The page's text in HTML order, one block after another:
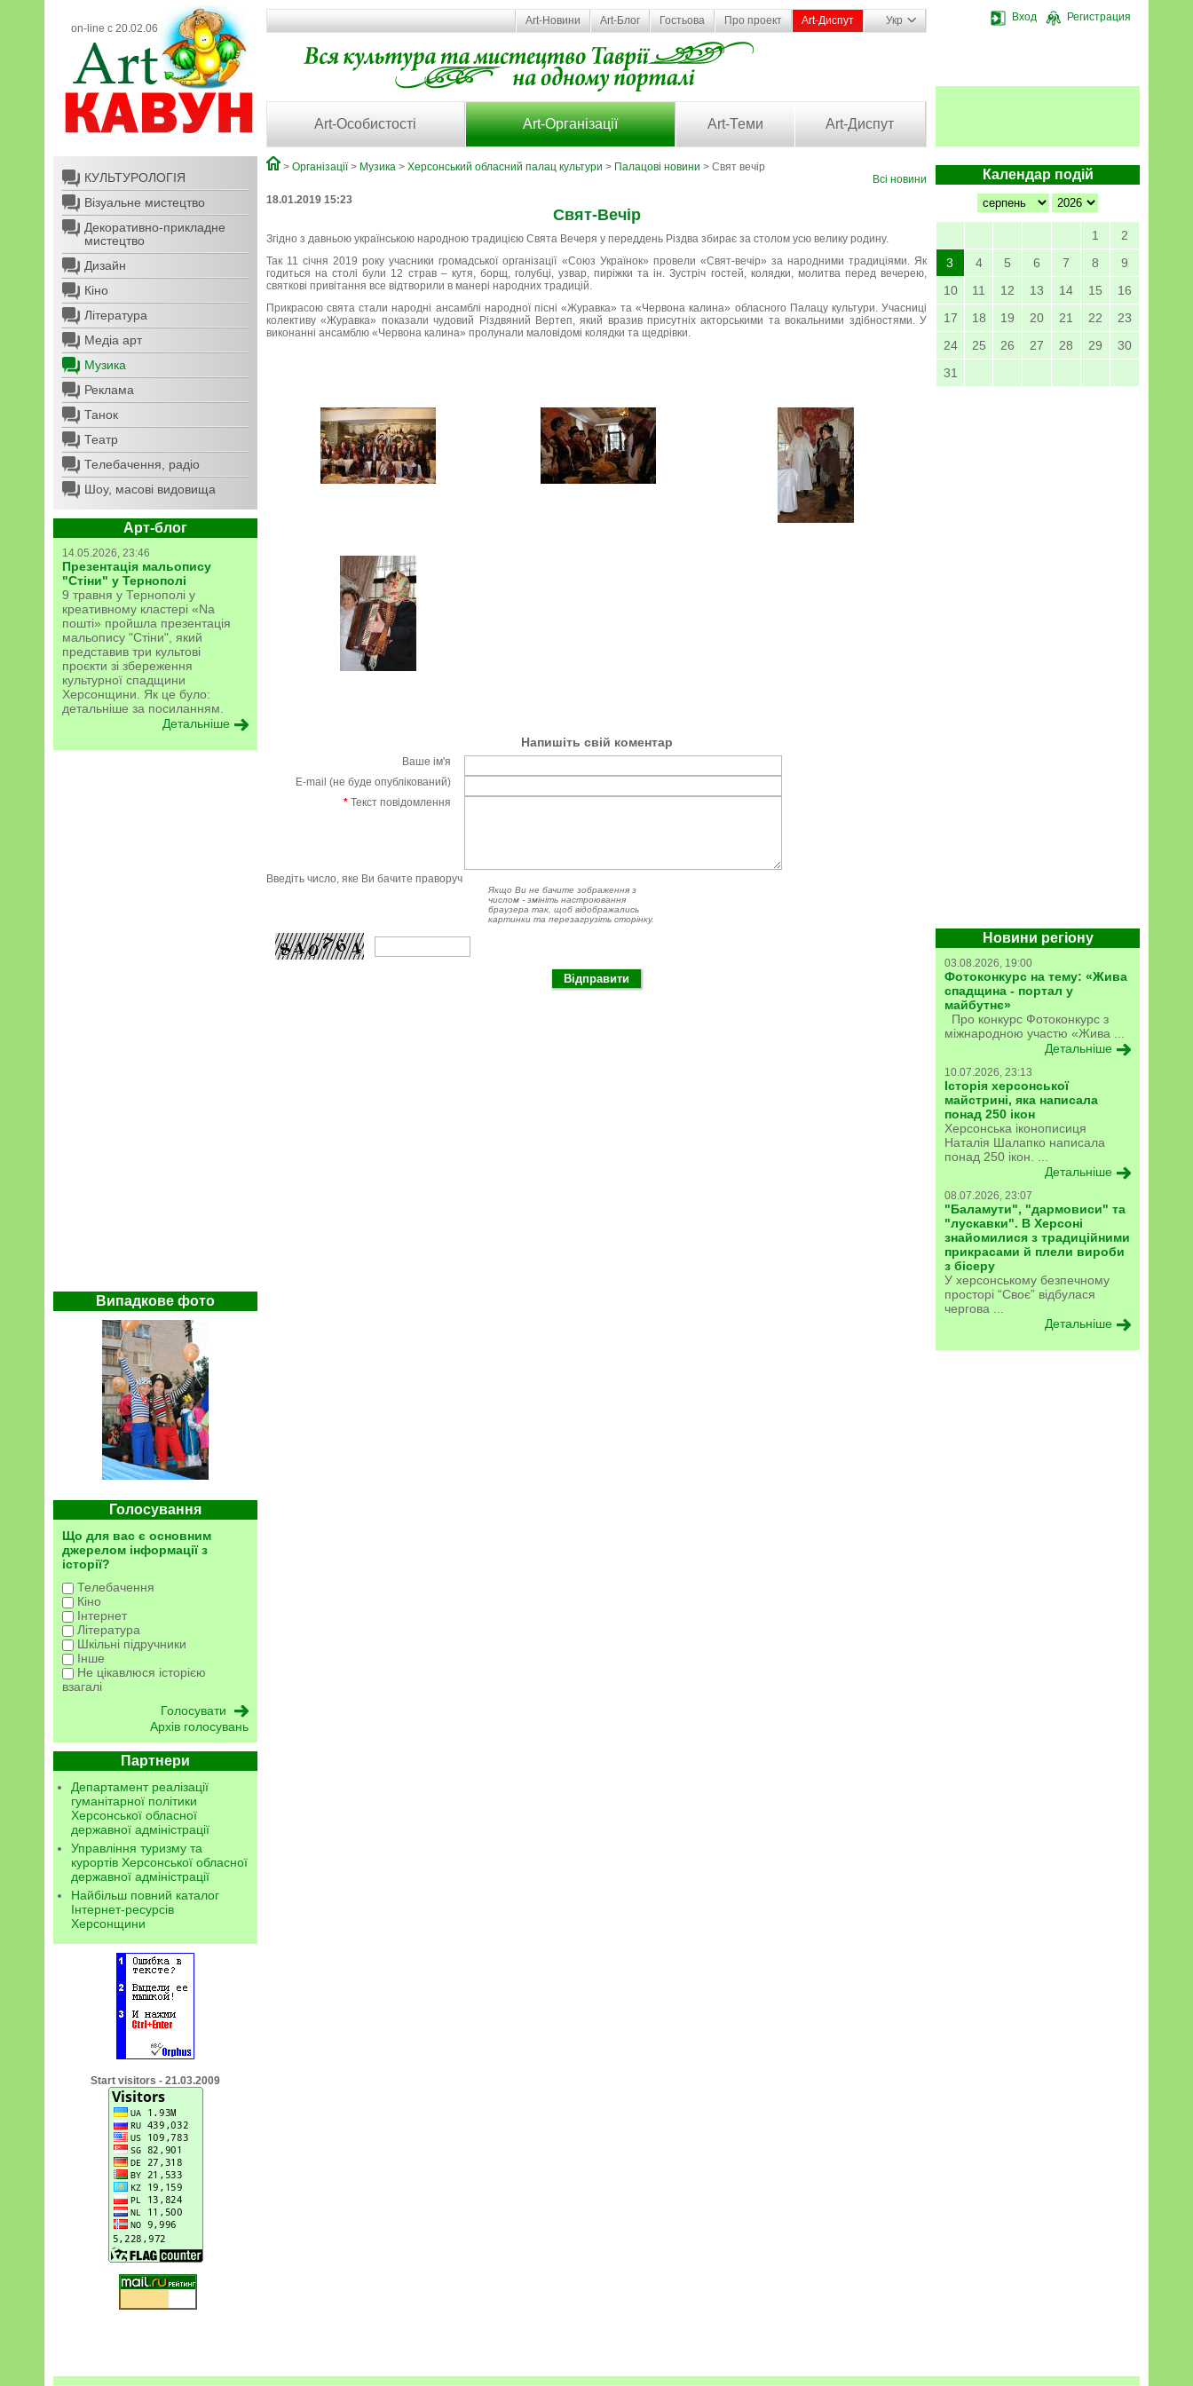
on-line с 20.02.06
Вход Регистрация
Art-Новини Art-Блог Гостьова Про проект Art-Диспут Укр
Art-Особистості Art-Організації Art-Теми Art-Диспут
КУЛЬТУРОЛОГІЯ
Візуальне мистецтво
Декоративно-прикладне
мистецтво
Дизайн
Кіно
Література
Медіа арт
Музика
Реклама
Танок
Театр
Телебачення, радіо
Шоу, масові видовища
Арт-блог
14.05.2026, 23:46
Презентація мальопису
"Стіни" у Тернополі
9 травня у Тернополі у
креативному кластері «Na
пошті» пройшла презентація
мальопису "Стіни", який
представив три культові
проєкти зі збереження
культурної спадщини
Херсонщини. Як це було:
детальніше за посиланням.
Детальніше
Випадкове фото
Голосування
Що для вас є основним
джерелом інформації з
історії?
Телебачення
Кіно
Інтернет
Література
Шкільні підручники
Інше
Не цікавлюся історією
взагалі
Архів голосувань
Партнери
Департамент реалізації
гуманітарної політики
Херсонської обласної
державної адміністрації
Управління туризму та
курортів Херсонської обласної
державної адміністрації
Найбільш повний каталог
Інтернет-ресурсів
Херсонщини
Start visitors - 21.03.2009
Календар подій
1
2
3
4 5 6 7 8
9
10
11 12 13 14 15
16
17
18 19 20 21 22
23
24
25 26 27 28 29
30
31
Новини регіону
03.08.2026, 19:00
Фотоконкурс на тему: «Жива
спадщина - портал у
майбутнє»
Про конкурс Фотоконкурс з
міжнародною участю «Жива ...
Детальніше
10.07.2026, 23:13
Історія херсонської
майстрині, яка написала
понад 250 ікон
Херсонська іконописиця
Наталія Шалапко написала
понад 250 ікон. ...
Детальніше
08.07.2026, 23:07
"Баламути", "дармовиси" та
"лускавки". В Херсоні
знайомилися з традиційними
прикрасами й плели вироби
з бісеру
У херсонському безпечному
просторі “Своє” відбулася
чергова ...
Детальніше
> Організації> Музика > Херсонський обласний палац культури > Палацові новини > Свят вечір
Всі новини
18.01.2019 15:23
Свят-Вечір
Згідно з давньою українською народною традицією Свята Вечеря у переддень Різдва збирає за столом усю велику родину.
Так 11 січня 2019 року учасники громадської організації «Союз Українок» провели «Свят-вечір» за народними традиціями. Як
годиться на столі були 12 страв – кутя, борщ, голубці, узвар, пиріжки та ін. Зустріч гостей, колядки, молитва перед вечерею,
святкові привітання все відтворили в манері народних традицій.
Прикрасою свята стали народні ансамблі народної пісні «Журавка» та «Червона калина» обласного Палацу культури. Учасниці
колективу «Журавка» показали чудовий Різдвяний Вертеп, який вразив присутніх акторськими та вокальними здібностями. У
виконанні ансамблю «Червона калина» пролунали маловідомі колядки та щедрівки.
Напишіть свій коментар
Ваше ім'я
E-mail (не буде опублікований)
* Текст повідомлення
Введіть число, яке Ви бачите праворуч
Якщо Ви не бачите зображення з
числом - змініть настроювання
браузера так, щоб відображались
картинки та перезагрузіть сторінку.